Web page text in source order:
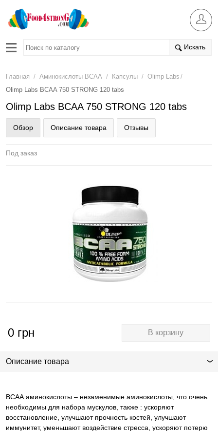
Искать
Главная / Аминокислоты BCAA / Капсулы / Olimp Labs /
Olimp Labs BCAA 750 STRONG 120 tabs
Olimp Labs BCAA 750 STRONG 120 tabs
Обзор Описание товара Отзывы
Под заказ
0 грн В корзину
Описание товара
ВСАА аминокислоты – незаменимые аминокислоты, что очень
необходимы для набора мускулов, также : ускоряют
восстановление, улучшают прочность костей, улучшают
иммунитет, уменьшают воздействие стресса, ускоряют потерю